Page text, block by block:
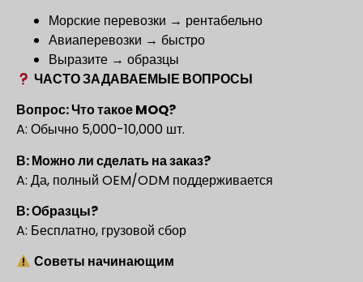
Морские перевозки → рентабельно
Авиаперевозки → быстро
Выразите → образцы
ЧАСТО ЗАДАВАЕМЫЕ ВОПРОСЫ
Вопрос: Что такое MOQ?
A: Обычно 5,000-10,000 шт.
В: Можно ли сделать на заказ?
A: Да, полный OEM/ODM поддерживается
В: Образцы?
A: Бесплатно, грузовой сбор
Советы начинающим